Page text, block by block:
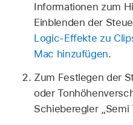
Informationen zum
Einblenden der
Logic-Effekte zu
Mac hinzufügen.
Zum Festlegen der
oder
Schieberegler „Semi